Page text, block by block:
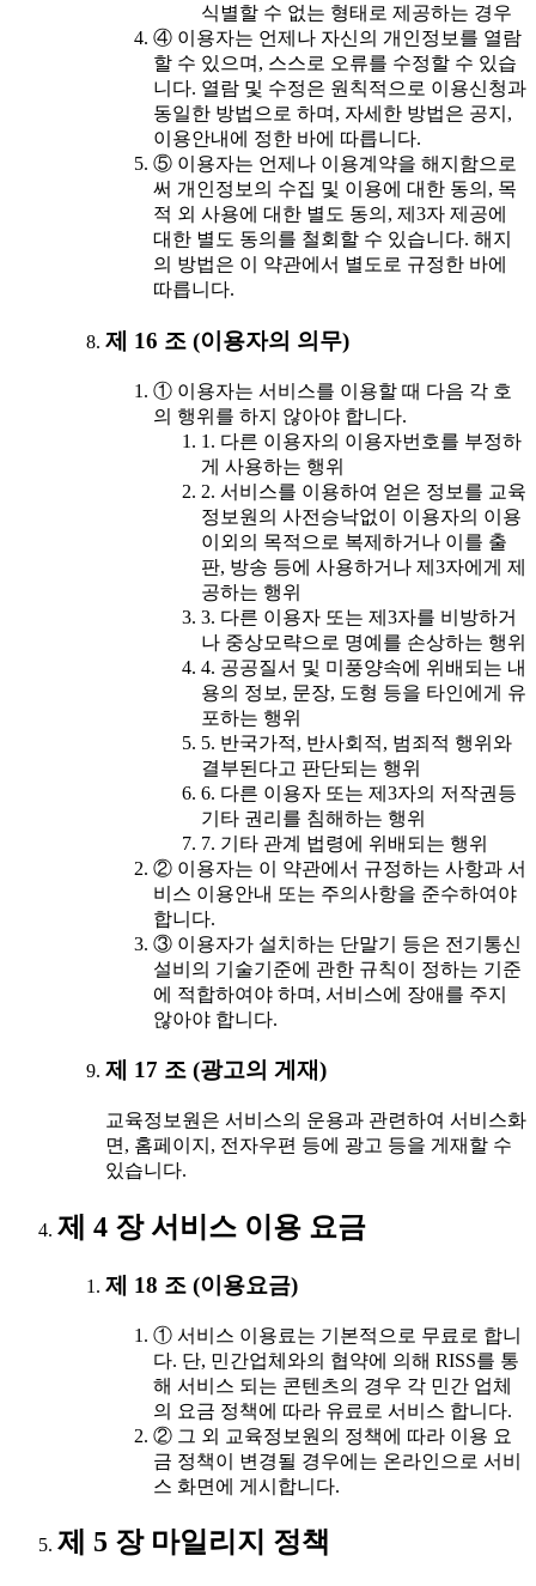
식별할 수 없는 형태로 제공하는 경우
④ 이용자는 언제나 자신의 개인정보를 열람
할 수 있으며, 스스로 오류를 수정할 수 있습
니다. 열람 및 수정은 원칙적으로 이용신청과
동일한 방법으로 하며, 자세한 방법은 공지,
이용안내에 정한 바에 따릅니다.
⑤ 이용자는 언제나 이용계약을 해지함으로
써 개인정보의 수집 및 이용에 대한 동의, 목
적 외 사용에 대한 별도 동의, 제3자 제공에
대한 별도 동의를 철회할 수 있습니다. 해지
의 방법은 이 약관에서 별도로 규정한 바에
따릅니다.
제 16 조 (이용자의 의무)
① 이용자는 서비스를 이용할 때 다음 각 호
의 행위를 하지 않아야 합니다.
1. 다른 이용자의 이용자번호를 부정하
게 사용하는 행위
2. 서비스를 이용하여 얻은 정보를 교육
정보원의 사전승낙없이 이용자의 이용
이외의 목적으로 복제하거나 이를 출
판, 방송 등에 사용하거나 제3자에게 제
공하는 행위
3. 다른 이용자 또는 제3자를 비방하거
나 중상모략으로 명예를 손상하는 행위
4. 공공질서 및 미풍양속에 위배되는 내
용의 정보, 문장, 도형 등을 타인에게 유
포하는 행위
5. 반국가적, 반사회적, 범죄적 행위와
결부된다고 판단되는 행위
6. 다른 이용자 또는 제3자의 저작권등
기타 권리를 침해하는 행위
7. 기타 관계 법령에 위배되는 행위
② 이용자는 이 약관에서 규정하는 사항과 서
비스 이용안내 또는 주의사항을 준수하여야
합니다.
③ 이용자가 설치하는 단말기 등은 전기통신
설비의 기술기준에 관한 규칙이 정하는 기준
에 적합하여야 하며, 서비스에 장애를 주지
않아야 합니다.
제 17 조 (광고의 게재)
교육정보원은 서비스의 운용과 관련하여 서비스화
면, 홈페이지, 전자우편 등에 광고 등을 게재할 수
있습니다.
제 4 장 서비스 이용 요금
제 18 조 (이용요금)
① 서비스 이용료는 기본적으로 무료로 합니
다. 단, 민간업체와의 협약에 의해 RISS를 통
해 서비스 되는 콘텐츠의 경우 각 민간 업체
의 요금 정책에 따라 유료로 서비스 합니다.
② 그 외 교육정보원의 정책에 따라 이용 요
금 정책이 변경될 경우에는 온라인으로 서비
스 화면에 게시합니다.
제 5 장 마일리지 정책